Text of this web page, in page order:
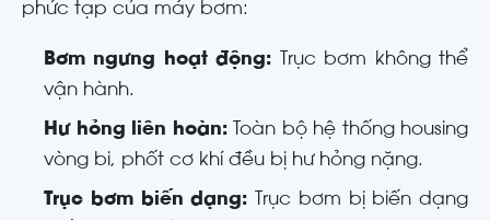
phức tạp của máy bơm:
Bơm ngưng hoạt động: Trục bơm không thể
vận hành.
Hư hỏng liên hoàn:Toàn bộ hệ thống housing
vòng bi, phốt cơ khí đều bị hư hỏng nặng.
Trục bơm biến dạng: Trục bơm bị biến dạng